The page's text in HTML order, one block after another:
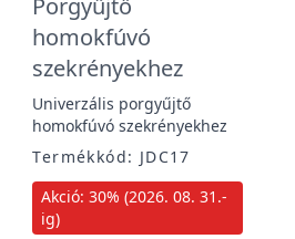
Porgyűjtő
homokfúvó
szekrényekhez
Univerzális porgyűjtő
homokfúvó szekrényekhez
Termékkód: JDC17
Akció: 30% (2026. 08. 31.-
ig)